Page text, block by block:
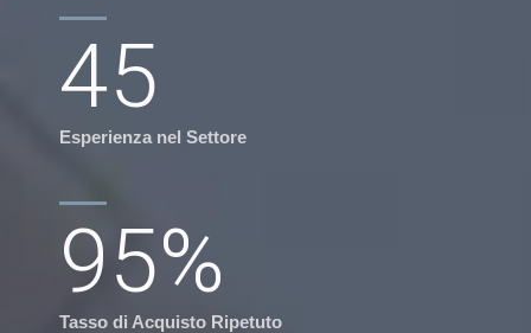
45
Esperienza nel Settore
95%
Tasso di Acquisto Ripetuto